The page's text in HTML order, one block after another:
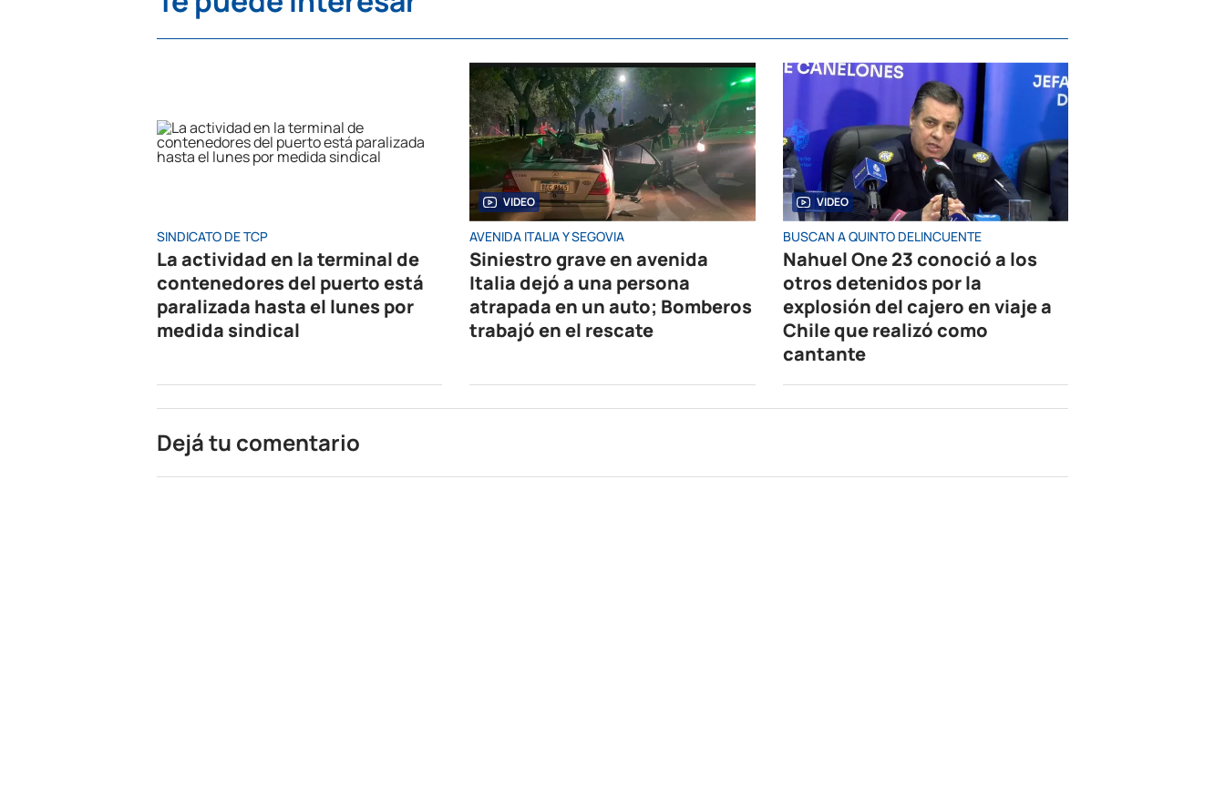
SINDICATO DE TCP
La actividad en la terminal de
contenedores del puerto está
paralizada hasta el lunes por
medida sindical
VIDEO
AVENIDA ITALIA Y SEGOVIA
Siniestro grave en avenida
Italia dejó a una persona
atrapada en un auto; Bomberos
trabajó en el rescate
VIDEO
BUSCAN A QUINTO DELINCUENTE
Nahuel One 23 conoció a los
otros detenidos por la
explosión del cajero en viaje a
Chile que realizó como
cantante
Dejá tu comentario